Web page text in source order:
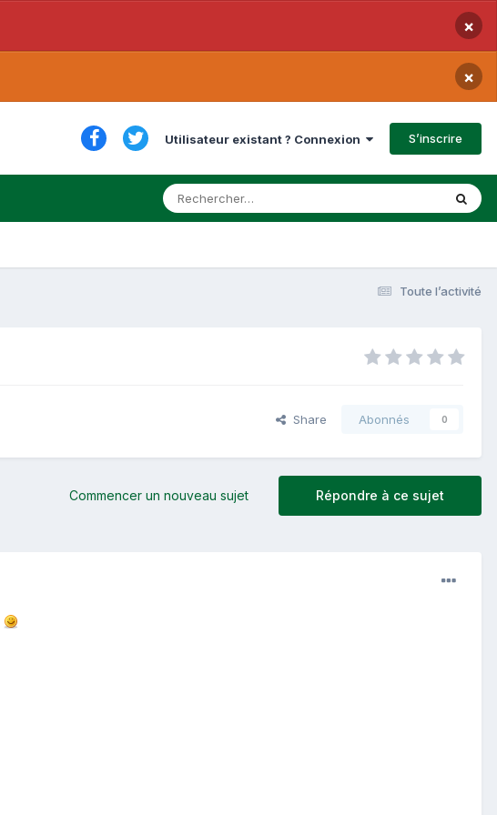
×
×
Utilisateur existant ? Connexion S’inscrire
Toute l’activité
Share Abonnés 0
Répondre à ce sujet
Commencer un nouveau sujet